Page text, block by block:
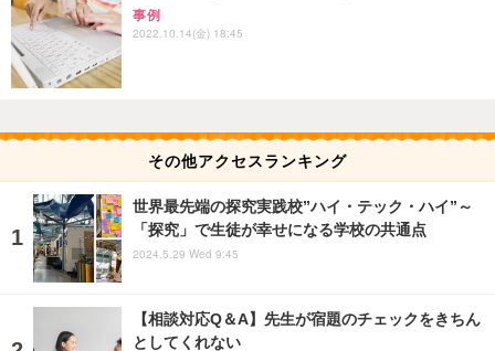
事例
2022.10.14(金) 18:45
その他アクセスランキング
世界最先端の探究実践校”ハイ・テック・ハイ”～
「探究」で生徒が幸せになる学校の共通点
2024.5.29 Wed 9:45
【相談対応Q＆A】先生が宿題のチェックをきちん
としてくれない